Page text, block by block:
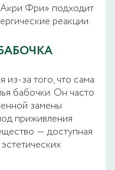
Фри» подходит
реакции.
из-за того, что сама
бабочки. Он часто
замены
приживления
― доступная